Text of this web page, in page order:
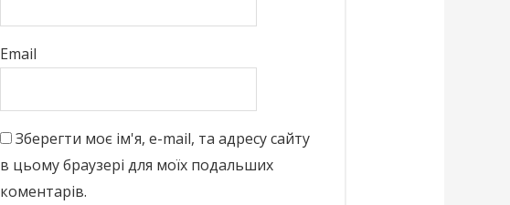
Email
Зберегти моє ім'я, e-mail, та адресу сайту
в цьому браузері для моїх подальших
коментарів.